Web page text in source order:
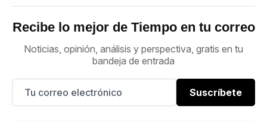
Recibe lo mejor de Tiempo en tu correo
Noticias, opinión, análisis y perspectiva, gratis en tu
bandeja de entrada
Suscríbete